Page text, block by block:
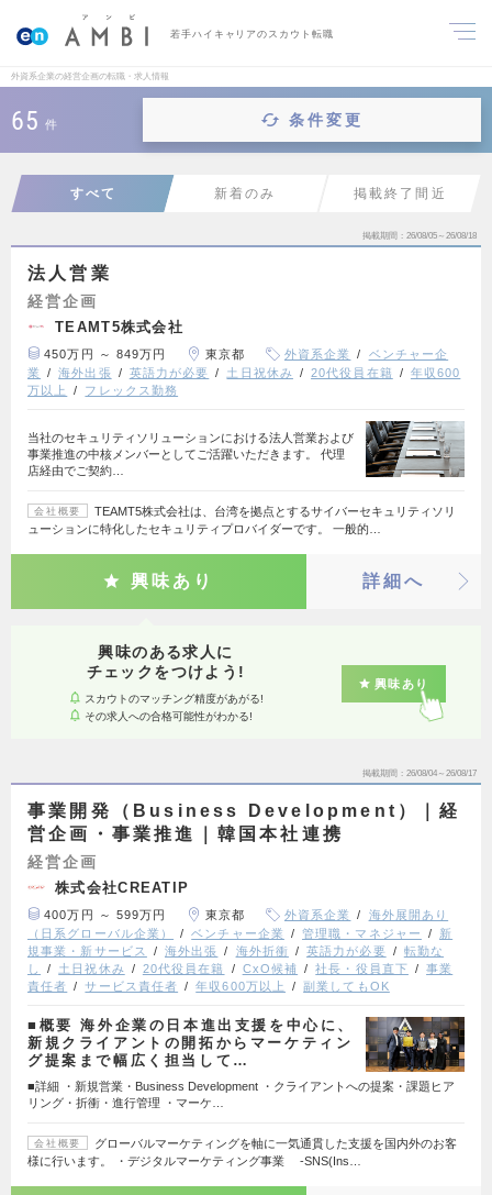
若手ハイキャリアのスカウト転職
外資系企業の経営企画の転職・求人情報
65 件 条件変更
すべて 新着のみ 掲載終了間近
掲載期間 26/08/05～26/08/18
法人営業
経営企画
TEAMT5株式会社
450万円 ～ 849万円 東京都 外資系企業
ベンチャー企
業
海外出張 英語力が必要 土日祝休み 20代役員在籍
年収600
万以上
フレックス勤務
当社のセキュリティソリューションにおける法人営業および
事業推進の中核メンバーとしてご活躍いただきます。 代理
店経由でご契約…
会社概要
TEAMT5株式会社は、台湾を拠点とするサイバーセキュリティソリ
ューションに特化したセキュリティプロバイダーです。 一般的…
興味あり 詳細へ
興味のある求人に
チェックをつけよう!
スカウトのマッチング精度があがる!
その求人への合格可能性がわかる!
興味あり
掲載期間 26/08/04～26/08/17
事業開発（Business Development）｜経
営企画・事業推進｜韓国本社連携
経営企画
株式会社CREATIP
400万円 ～ 599万円 東京都 外資系企業
海外展開あり
（日系グローバル企業）
ベンチャー企業 管理職・マネジャー
新
規事業・新サービス
海外出張 海外折衝 英語力が必要
転勤な
し
土日祝休み 20代役員在籍 CxO候補 社長・役員直下
事業
責任者
サービス責任者 年収600万以上 副業してもOK
■概要 海外企業の日本進出支援を中心に、
新規クライアントの開拓からマーケティン
グ提案まで幅広く担当して…
■詳細 ・新規営業・Business Development ・クライアントへの提案・課題ヒア
リング・折衝・進行管理 ・マーケ…
会社概要
グローバルマーケティングを軸に一気通貫した支援を国内外のお客
様に行います。 ・デジタルマーケティング事業 -SNS(Ins…